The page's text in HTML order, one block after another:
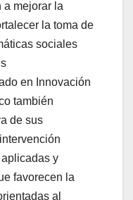
a mejorar la
la toma de
sociales
en Innovación
también
de sus
y
favorecen la
al